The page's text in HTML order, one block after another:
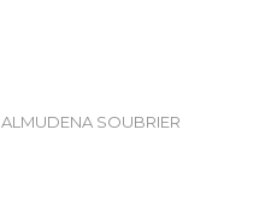
ALMUDENA SOUBRIER